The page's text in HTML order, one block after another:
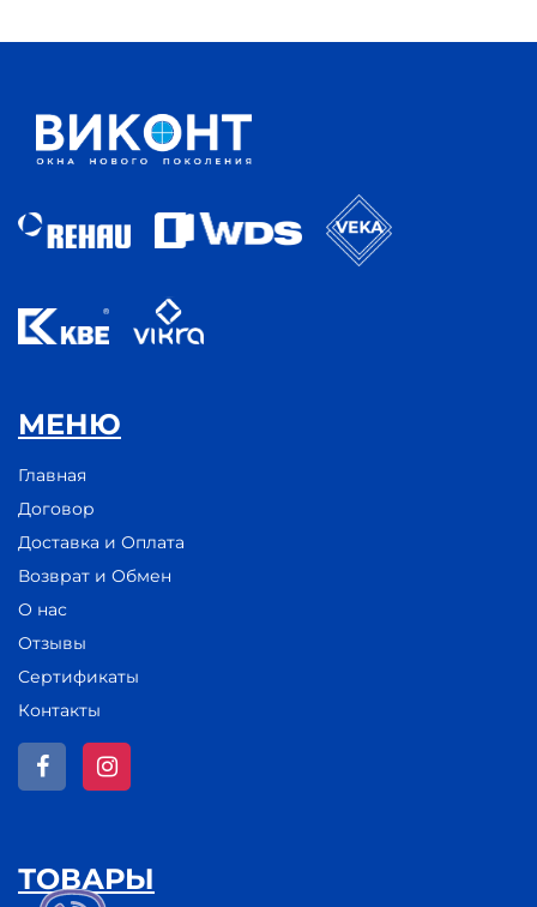
МЕНЮ
Главная
Договор
Доставка и Оплата
Возврат и Обмен
О нас
Отзывы
Сертификаты
Контакты
ТОВАРЫ